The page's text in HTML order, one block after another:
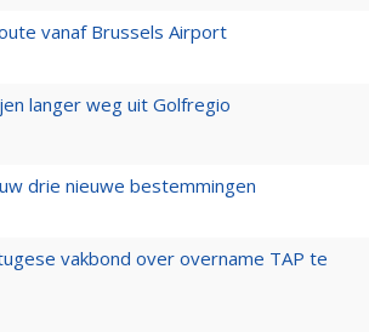
vanaf Brussels Airport
langer weg uit Golfregio
drie nieuwe bestemmingen
vakbond over overname TAP te